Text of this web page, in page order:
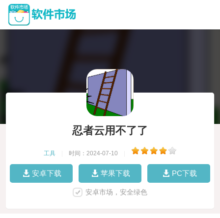
忍者云用不了了
工具 时间：2024-07-10
安卓下载 苹果下载 PC下载
安卓市场，安全绿色